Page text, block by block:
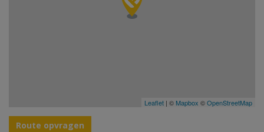
Leaflet | © Mapbox ©OpenStreetMap
Route opvragen